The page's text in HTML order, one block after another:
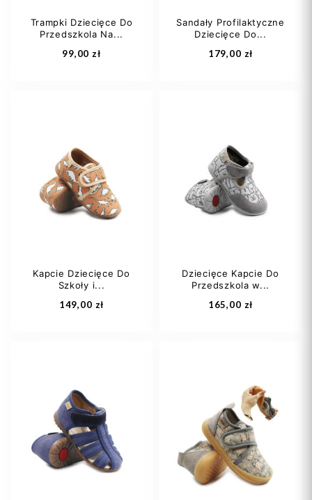
Dodaj do koszyka Dodaj do koszyka
Trampki Dziecięce Do
Przedszkola Na...
99,00 zł
21
23
Dodaj do koszyka
Sandały Profilaktyczne
Dziecięce Do...
179,00 zł
22
24
25
Dodaj do koszyka
Kapcie Dziecięce Do
Szkoły i...
149,00 zł
22
24
25
Dziecięce Kapcie Do
Przedszkola w...
165,00 zł
22
23
24
25